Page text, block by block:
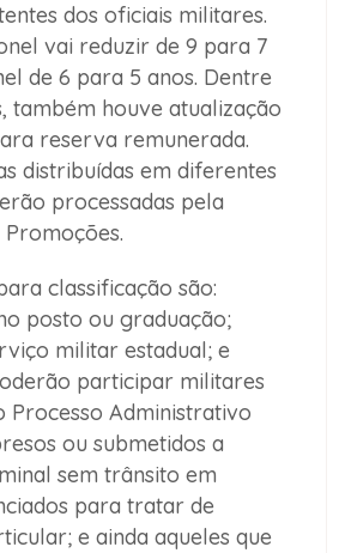
dos oficiais militares.
vai reduzir de 9 para 7
de 6 para 5 anos. Dentre
também houve atualização
reserva remunerada.
distribuídas em diferentes
processadas pela
classificação são:
posto ou graduação;
militar estadual; e
participar militares
Processo Administrativo
ou submetidos a
sem trânsito em
para tratar de
e ainda aqueles que